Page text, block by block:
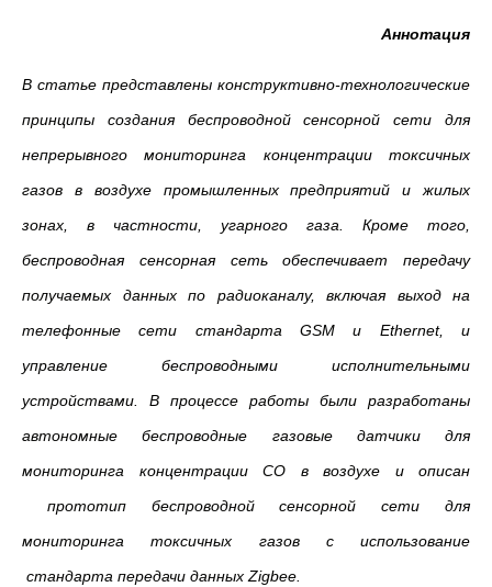
Аннотация
В статье представлены конструктивно-технологические
принципы создания беспроводной сенсорной сети для
непрерывного мониторинга концентрации токсичных
газов в воздухе промышленных предприятий и жилых
зонах, в частности, угарного газа. Кроме того,
беспроводная сенсорная сеть обеспечивает передачу
получаемых данных по радиоканалу, включая выход на
телефонные сети стандарта GSM и Ethernet, и
управление беспроводными исполнительными
устройствами. В процессе работы были разработаны
автономные беспроводные газовые датчики для
мониторинга концентрации СО в воздухе и описан
прототип беспроводной сенсорной сети для
мониторинга токсичных газов с использование
стандарта передачи данных Zigbee.